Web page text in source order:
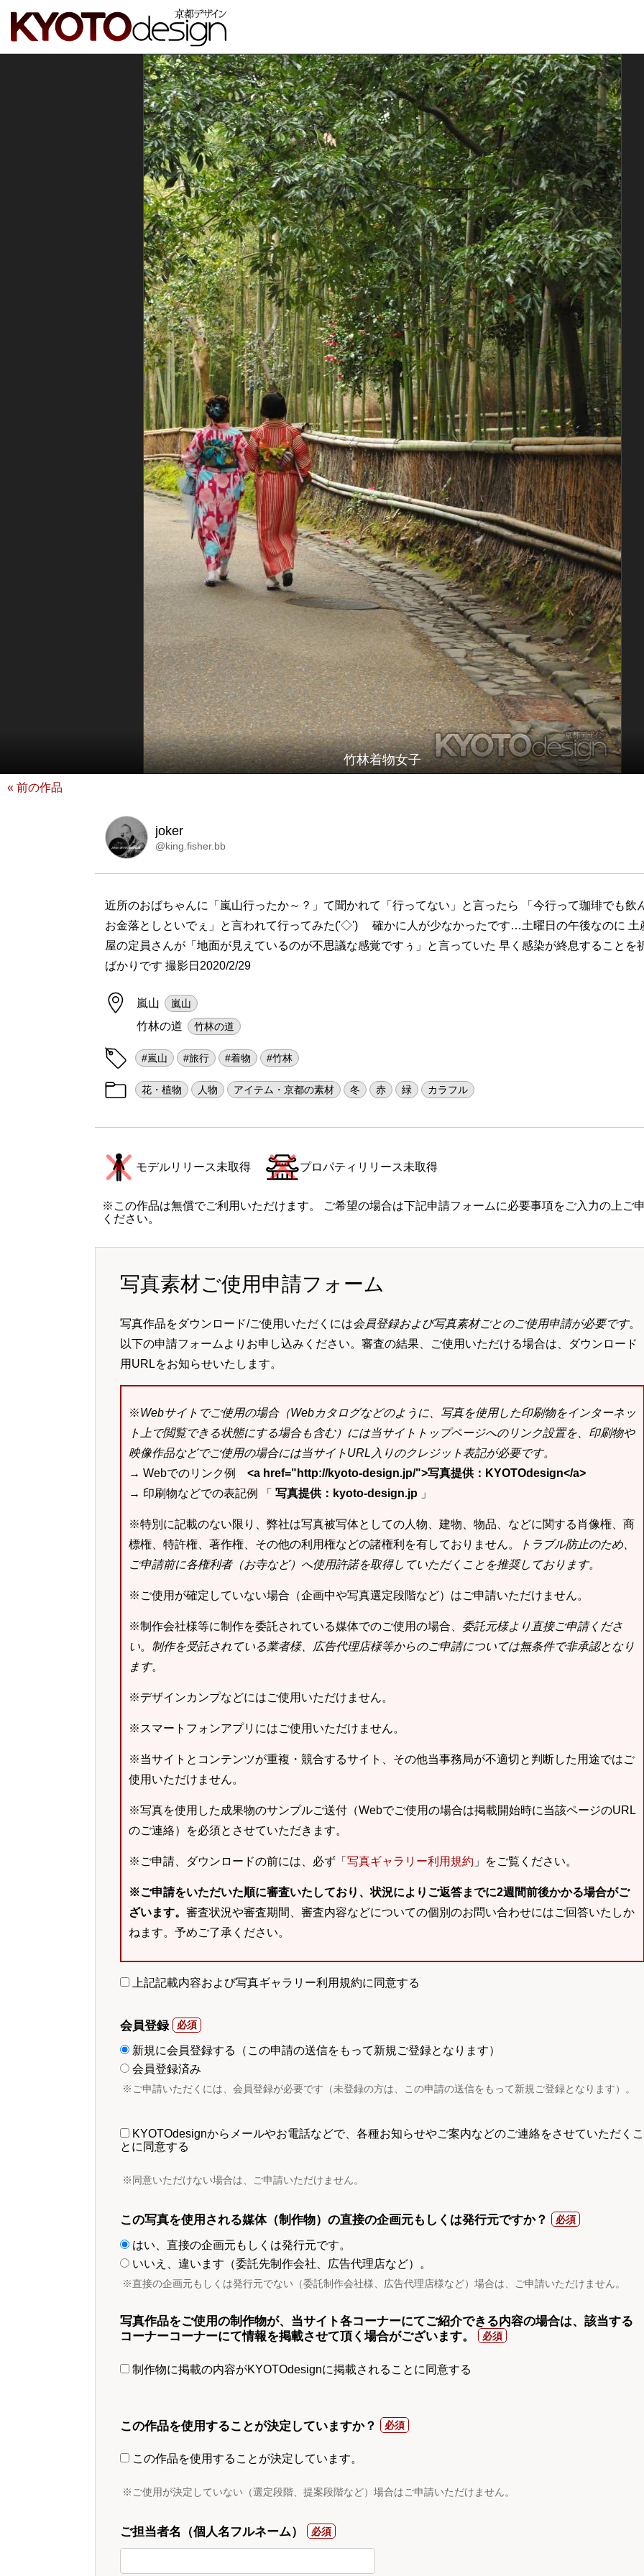
竹林着物女子
« 前の作品
joker
@king.fisher.bb
近所のおばちゃんに「嵐山行ったか～？」て聞かれて「行ってない」と言ったら 「今行って珈琲でも飲
お金落としといでぇ」と言われて行ってみた('◇')ゞ 確かに人が少なかったです…土曜日の午後なのに 土
屋の定員さんが「地面が見えているのが不思議な感覚ですぅ」と言っていた 早く感染が終息することを
ばかりです 撮影日2020/2/29
嵐山 嵐山
竹林の道 竹林の道
#嵐山 #旅行 #着物 #竹林
花・植物 人物 アイテム・京都の素材 冬 赤 緑 カラフル
モデルリリース未取得 プロパティリリース未取得
※この作品は無償でご利用いただけます。 ご希望の場合は下記申請フォームに必要事項をご入力の上ご
ください。
写真素材ご使用申請フォーム
写真作品をダウンロード/ご使用いただくには会員登録および写真素材ごとのご使用申請が必要です。
以下の申請フォームよりお申し込みください。審査の結果、ご使用いただける場合は、ダウンロード
用URLをお知らせいたします。
※Webサイトでご使用の場合（Webカタログなどのように、写真を使用した印刷物をインターネッ
ト上で閲覧できる状態にする場合も含む）には当サイトトップページへのリンク設置を、印刷物や
映像作品などでご使用の場合には当サイトURL入りのクレジット表記が必要です。
→ Webでのリンク例 <a href="http://kyoto-design.jp/">写真提供：KYOTOdesign</a>
→ 印刷物などでの表記例 「 写真提供：kyoto-design.jp 」
※特別に記載のない限り、弊社は写真被写体としての人物、建物、物品、などに関する肖像権、商
標権、特許権、著作権、その他の利用権などの諸権利を有しておりません。
トラブル防止のため、
ご申請前に各権利者（お寺など）へ使用許諾を取得していただくことを推奨しております。
※ご使用が確定していない場合（企画中や写真選定段階など）はご申請いただけません。
※制作会社様等に制作を委託されている媒体でのご使用の場合、 委託元様より直接ご申請くださ
い。 制作を受託されている業者様、広告代理店様等からのご申請については無条件で非承認となり
ます。
※デザインカンプなどにはご使用いただけません。
※スマートフォンアプリにはご使用いただけません。
※当サイトとコンテンツが重複・競合するサイト、その他当事務局が不適切と判断した用途ではご
使用いただけません。
※写真を使用した成果物のサンプルご送付（Webでご使用の場合は掲載開始時に当該ページのURL
のご連絡）を必須とさせていただきます。
※ご申請、ダウンロードの前には、必ず「 写真ギャラリー利用規約 」をご覧ください。
※ご申請をいただいた順に審査いたしており、状況によりご返答までに2週間前後かかる場合がご
ざいます。 審査状況や審査期間、審査内容などについての個別のお問い合わせにはご回答いたしか
ねます。予めご了承ください。
上記記載内容および写真ギャラリー利用規約に同意する
会員登録
新規に会員登録する（この申請の送信をもって新規ご登録となります）
会員登録済み
※ご申請いただくには、会員登録が必要です（未登録の方は、この申請の送信をもって新規ご登録となります）。
KYOTOdesignからメールやお電話などで、各種お知らせやご案内などのご連絡をさせていただくこ
とに同意する
※同意いただけない場合は、ご申請いただけません。
この写真を使用される媒体（制作物）の直接の企画元もしくは発行元ですか？
はい、直接の企画元もしくは発行元です。
いいえ、違います（委託先制作会社、広告代理店など）。
※直接の企画元もしくは発行元でない（委託制作会社様、広告代理店様など）場合は、ご申請いただけません。
写真作品をご使用の制作物が、当サイト各コーナーにてご紹介できる内容の場合は、該当する
コーナーコーナーにて情報を掲載させて頂く場合がございます。
制作物に掲載の内容がKYOTOdesignに掲載されることに同意する
この作品を使用することが決定していますか？
この作品を使用することが決定しています。
※ご使用が決定していない（選定段階、提案段階など）場合はご申請いただけません。
ご担当者名（個人名フルネーム）